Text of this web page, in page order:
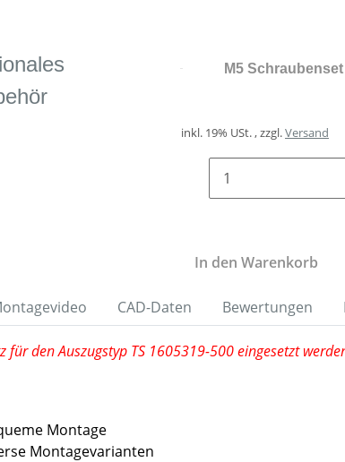
M5 Schraubenset
inkl. 19% USt. , zzgl.Versand
In den Warenkorb
CAD-Daten Bewertungen
für den Auszugstyp TS 1605319-500 eingesetzt
Montage
Montagevarianten